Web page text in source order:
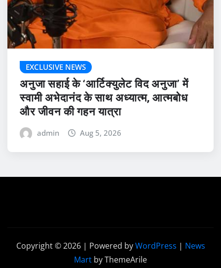
EXCLUSIVE NEWS
अनुजा सहाई के ‘आर्टिक्युलेट विद अनुजा’ में
स्वामी अभेदानंद के साथ अध्यात्म, आत्मबोध
और जीवन की गहन यात्रा
admin Aug 5, 2026
Copyright © 2026 | Powered byWordPress | News
Mart by ThemeArile